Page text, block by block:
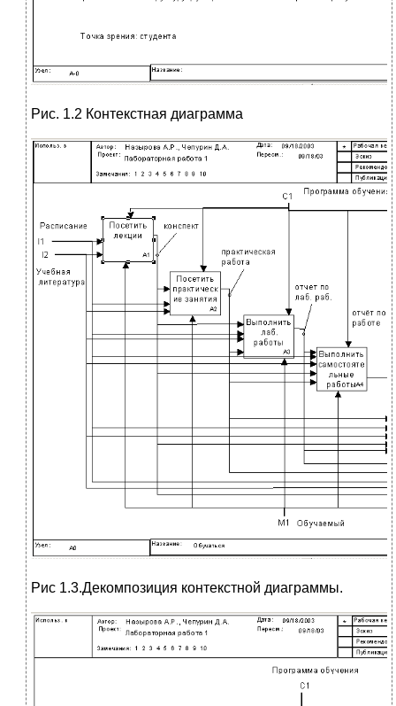
Рис. 1.2 Контекстная диаграмма
Рис 1.3.Декомпозиция контекстной диаграммы.